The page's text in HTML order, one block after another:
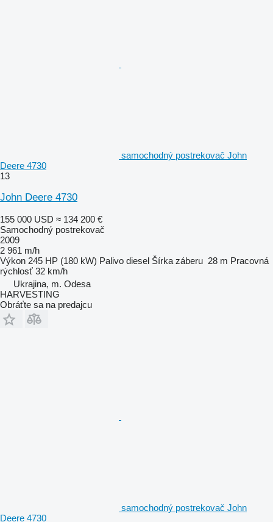
samochodný postrekovač John
Deere 4730
13
John Deere 4730
155 000 USD ≈ 134 200 €
Samochodný postrekovač
2009
2 961 m/h
Výkon 245 HP (180 kW) Palivo diesel Šírka záberu 28 m Pracovná
rýchlosť 32 km/h
Ukrajina, m. Odesa
HARVESTING
Obráťte sa na predajcu
samochodný postrekovač John
Deere 4730